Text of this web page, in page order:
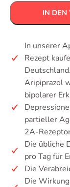
IN DEN
In unserer
Rezept
Aripiprazol
bipolarer
partieller
2A-
Die übliche
pro Tag für
Die
Die